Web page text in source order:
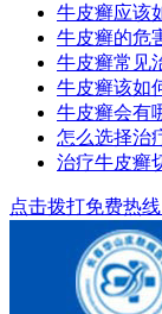
牛皮癣应该
牛皮癣的危
牛皮癣常见
牛皮癣该如
牛皮癣会有
怎么选择治
治疗牛皮癣
点击拨打免费热线